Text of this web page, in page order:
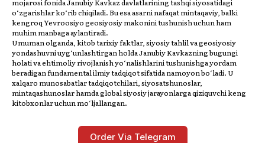
mojarosi fonida Janubiy Kavkaz davlatlarining tashqi siyosatidagi
o‘zgarishlar ko‘rib chiqiladi. Bu esa asarni nafaqat mintaqaviy, balki
kengroq Yevroosiyo geosiyosiy makonini tushunish uchun ham
muhim manbaga aylantiradi.
Umuman olganda, kitob tarixiy faktlar, siyosiy tahlil va geosiyosiy
yondashuvni uyg‘unlashtirgan holda Janubiy Kavkazning bugungi
holati va ehtimoliy rivojlanish yo‘nalishlarini tushunishga yordam
beradigan fundamental ilmiy tadqiqot sifatida namoyon bo‘ladi. U
xalqaro munosabatlar tadqiqotchilari, siyosatshunoslar,
mintaqashunoslar hamda global siyosiy jarayonlarga qiziquvchi keng
kitobxonlar uchun mo‘ljallangan.
Order Via Telegram